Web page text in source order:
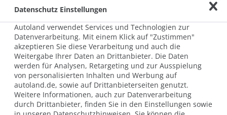
© 2026 AUTOLAND 24 SE & Co. Betriebs KG
Werner-von-Siemens-Str. 2, 06796 Brehna, Deutschland
Hinweisgebersystem nach HinSchG
Beschwerde nach LkSG
Grundsatzerklärung zum LkSG
Datenschutz Einstellungen
Autoland verwendet Services und Technologien zur
Datenverarbeitung. Mit einem Klick auf "Zustimmen"
akzeptieren Sie diese Verarbeitung und auch die
Weitergabe Ihrer Daten an Drittanbieter. Die Daten
werden für Analysen, Retargeting und zur Ausspielung
von personalisierten Inhalten und Werbung auf
autoland.de, sowie auf Drittanbieterseiten genutzt.
Weitere Informationen, auch zur Datenverarbeitung
durch Drittanbieter, finden Sie in den Einstellungen sowie